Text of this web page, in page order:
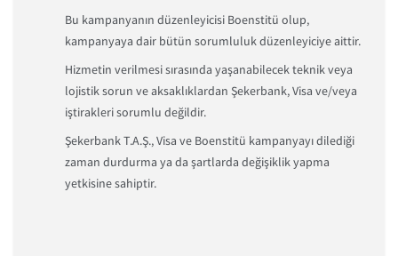
Bu kampanyanın düzenleyicisi Boenstitü olup,
kampanyaya dair bütün sorumluluk düzenleyiciye aittir.
Hizmetin verilmesi sırasında yaşanabilecek teknik veya
lojistik sorun ve aksaklıklardan Şekerbank, Visa ve/veya
iştirakleri sorumlu değildir.
Şekerbank T.A.Ş., Visa ve Boenstitü kampanyayı dilediği
zaman durdurma ya da şartlarda değişiklik yapma
yetkisine sahiptir.